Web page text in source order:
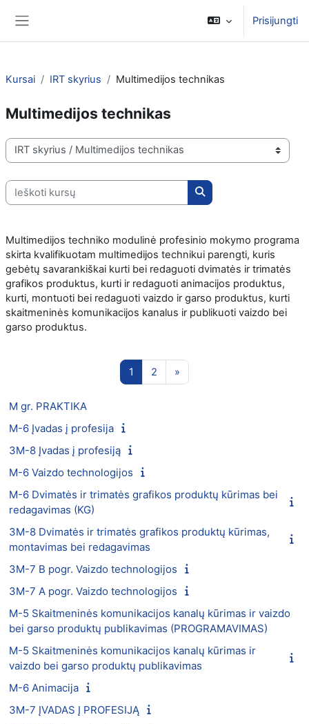
Prisijungti
Kursai IRT skyrius Multimedijos technikas
Multimedijos technikas
Kursų kategorijos
Ieškoti kursų
Ieškoti kursų
Multimedijos techniko modulinė profesinio mokymo programa
skirta kvalifikuotam multimedijos technikui parengti, kuris
gebėtų savarankiškai kurti bei redaguoti dvimatės ir trimatės
grafikos produktus, kurti ir redaguoti animacijos produktus,
kurti, montuoti bei redaguoti vaizdo ir garso produktus, kurti
skaitmeninės komunikacijos kanalus ir publikuoti vaizdo bei
garso produktus.
1 1 puslapis
2 2 puslapis
»
M gr. PRAKTIKA
M-6 Įvadas į profesija
3M-8 Įvadas į profesiją
M-6 Vaizdo technologijos
M-6 Dvimatės ir trimatės grafikos produktų kūrimas bei
redagavimas (KG)
3M-8 Dvimatės ir trimatės grafikos produktų kūrimas,
montavimas bei redagavimas
3M-7 B pogr. Vaizdo technologijos
3M-7 A pogr. Vaizdo technologijos
M-5 Skaitmeninės komunikacijos kanalų kūrimas ir vaizdo
bei garso produktų publikavimas (PROGRAMAVIMAS)
M-5 Skaitmeninės komunikacijos kanalų kūrimas ir
vaizdo bei garso produktų publikavimas
M-6 Animacija
3M-7 ĮVADAS Į PROFESIJĄ